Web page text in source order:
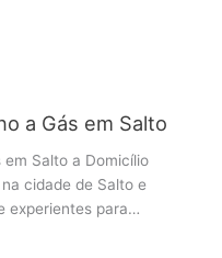
a Gás em Salto
em Salto a Domicílio
cidade de Salto e
experientes para…